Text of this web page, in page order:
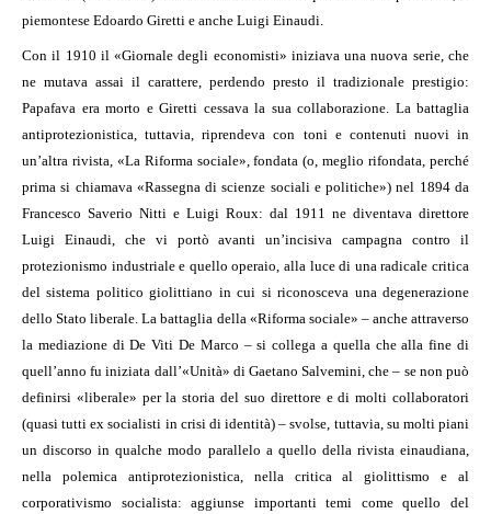
piemontese Edoardo Giretti e anche Luigi Einaudi.
Con il 1910 il «Giornale degli economisti» iniziava una nuova serie, che
ne mutava assai il carattere, perdendo presto il tradizionale prestigio:
Papafava era morto e Giretti cessava la sua collaborazione. La battaglia
antiprotezionistica, tuttavia, riprendeva con toni e contenuti nuovi in
un’altra rivista, «La Riforma sociale», fondata (o, meglio rifondata, perché
prima si chiamava «Rassegna di scienze sociali e politiche») nel 1894 da
Francesco Saverio Nitti e Luigi Roux: dal 1911 ne diventava direttore
Luigi Einaudi, che vi portò avanti un’incisiva campagna contro il
protezionismo industriale e quello operaio, alla luce di una radicale critica
del sistema politico giolittiano in cui si riconosceva una degenerazione
dello Stato liberale. La battaglia della «Riforma sociale» – anche attraverso
la mediazione di De Viti De Marco – si collega a quella che alla fine di
quell’anno fu iniziata dall’«Unità» di Gaetano Salvemini, che – se non può
definirsi «liberale» per la storia del suo direttore e di molti collaboratori
(quasi tutti ex socialisti in crisi di identità) – svolse, tuttavia, su molti piani
un discorso in qualche modo parallelo a quello della rivista einaudiana,
nella polemica antiprotezionistica, nella critica al giolittismo e al
corporativismo socialista: aggiunse importanti temi come quello del